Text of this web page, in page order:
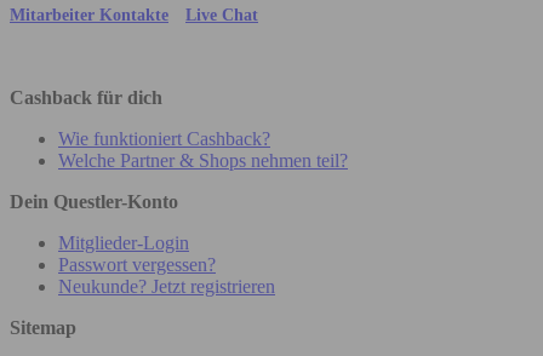
Mitarbeiter Kontakte Live Chat
Cashback für dich
Wie funktioniert Cashback?
Welche Partner & Shops nehmen teil?
Dein Questler-Konto
Mitglieder-Login
Passwort vergessen?
Neukunde? Jetzt registrieren
Sitemap